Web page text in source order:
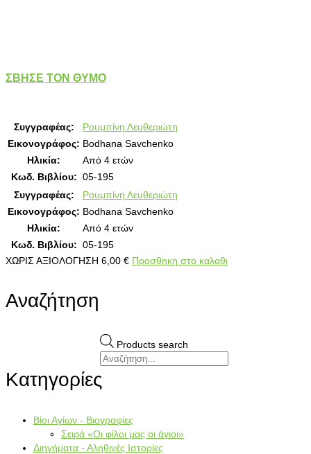
ΣΒΗΣΕ ΤΟΝ ΘΥΜΟ
Συγγραφέας:
Ρουμπίνη Λευθεριώτη
Εικονογράφος: Bodhana Savchenko
Ηλικία:
Από 4 ετών
Κωδ. Βιβλίου: 05-195
Συγγραφέας:
Ρουμπίνη Λευθεριώτη
Εικονογράφος: Bodhana Savchenko
Ηλικία:
Από 4 ετών
Κωδ. Βιβλίου: 05-195
ΧΩΡΙΣ ΑΞΙΟΛΟΓΗΣΗ 6,00 € Προσθηκη στο καλαθι
Αναζήτηση
Products search
Κατηγορίες
Βίοι Αγίων - Βιογραφίες
Σειρά «Οι φίλοι μας οι άγιοι»
Διηγήματα - Αληθινές Ιστορίες